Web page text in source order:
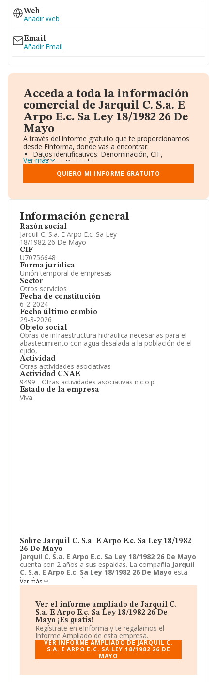
Información general
Razón social
Jarquil C. S.a. E Arpo E.c. Sa Ley
18/1982 26 De Mayo
CIF
U70756648
Forma jurídica
Unión temporal de empresas
Sector
Otros servicios
Fecha de constitución
6-2-2024
Fecha último cambio
29-3-2026
Objeto social
Obras de infraestructura hidráulica necesarias para el
abastecimiento con agua desalada a la población de el
ejido,
Actividad
Otras actividades asociativas
Actividad CNAE
9499 - Otras actividades asociativas n.c.o.p.
Estado de la empresa
Viva
Sobre Jarquil C. S.a. E Arpo E.c. Sa Ley 18/1982
26 De Mayo
Jarquil C. S.a. E Arpo E.c. Sa Ley 18/1982 26 De Mayo
cuenta con 2 años a sus espaldas. La compañía Jarquil
C. S.a. E Arpo E.c. Sa Ley 18/1982 26 De Mayo está
localizada en Avenida san Francisco Javier, 9 - PLANTA
2 MOD 25. Su actividad CNAE se ubica dentro de 9499 -
Arpo E.c. Sa Ley 18/1982 26 De Mayotiene un modelo
de sociedad Unión temporal de empresas.
Ver más
Ver el informe ampliado de Jarquil C.
S.a. E Arpo E.c. Sa Ley 18/1982 26 De
Mayo ¡Es gratis!
Regístrate en eInforma y te regalamos el
Informe Ampliado de esta empresa.
VER INFORME AMPLIADO DE JARQUIL C.
S.A. E ARPO E.C. SA LEY 18/1982 26 DE
MAYO
Web
Añadir Web
Email
Añadir Email
Acceda a toda la información
comercial de Jarquil C. S.a. E
Arpo E.c. Sa Ley 18/1982 26 De
Mayo
A través del informe gratuito que te proporcionamos
desde Einforma, donde vas a encontrar:
Datos identificativos: Denominación, CIF,
Teléfono, Domicilio.
Informe Mercantil Completo (BORME).
Gráficos de Evolución Ventas y Empleados.
Consejo de Administración y Administradores.
Accionistas.
Artículos de prensa publicados sobre la empresa.
Información oficial y registral complementaria.
Ver más
QUIERO MI INFORME GRATUITO